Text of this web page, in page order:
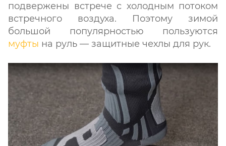
подвержены встрече с холодным потоком
встречного воздуха. Поэтому зимой
большой популярностью пользуются
муфты на руль — защитные чехлы для рук.